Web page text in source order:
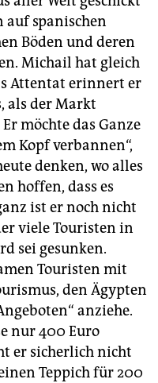
auf spanischen
Böden und deren
Michail hat gleich
Attentat erinnert er
als der Markt
möchte das Ganze
Kopf verbannen“,
denken, wo alles
hoffen, dass es
ist er noch nicht
viele Touristen in
sei gesunken.
Touristen mit
den Ägypten
anziehe.
nur 400 Euro
er sicherlich nicht
Teppich für 200